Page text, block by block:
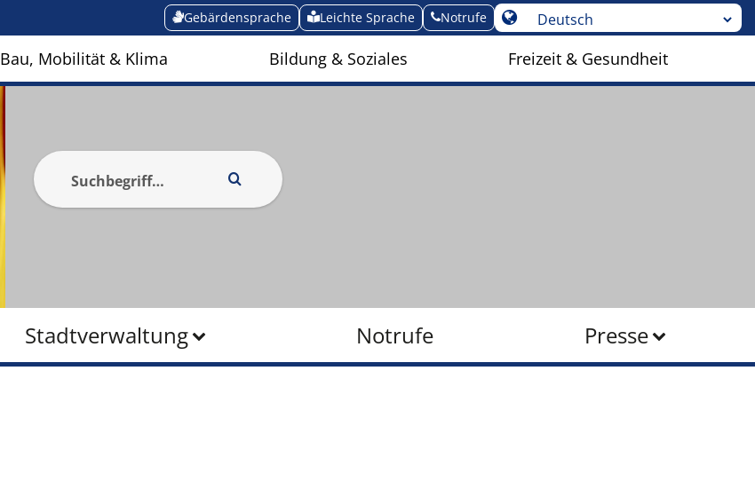
Gebärdensprache Leichte Sprache Notrufe
Bau, Mobilität & Klima Bildung & Soziales Freizeit & Gesundheit
Stadtverwaltung Notrufe Presse